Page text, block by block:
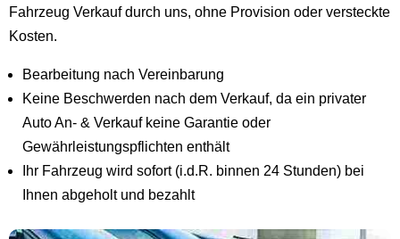
Fahrzeug Verkauf durch uns, ohne Provision oder versteckte
Kosten.
Bearbeitung nach Vereinbarung
Keine Beschwerden nach dem Verkauf, da ein privater
Auto An- & Verkauf keine Garantie oder
Gewährleistungspflichten enthält
Ihr Fahrzeug wird sofort (i.d.R. binnen 24 Stunden) bei
Ihnen abgeholt und bezahlt